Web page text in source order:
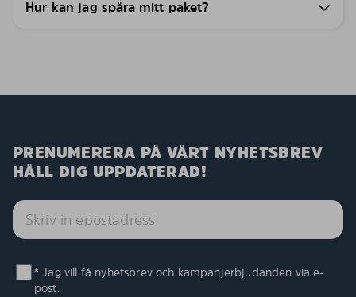
Hur kan jag spåra mitt paket?
PRENUMERERA PÅ VÅRT NYHETSBREV
HÅLL DIG UPPDATERAD!
* Jag vill få nyhetsbrev och kampanjerbjudanden via e-
post.